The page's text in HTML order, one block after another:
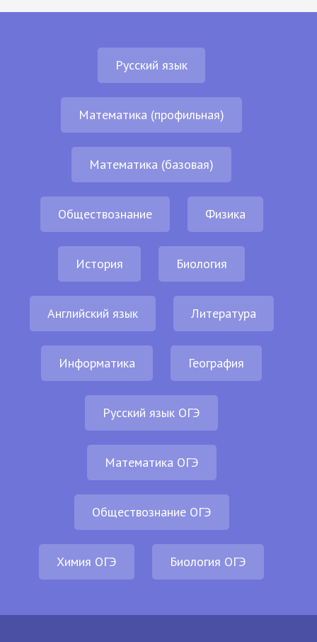
Русский язык
Математика (профильная)
Математика (базовая)
Обществознание Физика
История Биология
Английский язык Литература
Информатика География
Русский язык ОГЭ
Математика ОГЭ
Обществознание ОГЭ
Химия ОГЭ Биология ОГЭ